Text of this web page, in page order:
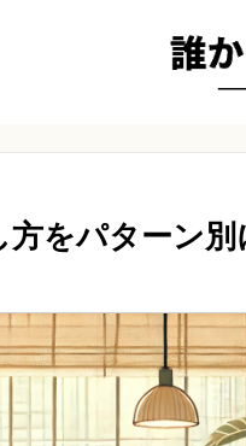
をパターン別